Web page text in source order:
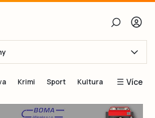
Krimi Sport Kultura Více
Blogy